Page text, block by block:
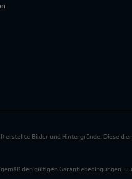
erstellte Bilder und Hintergründe. Diese
den gültigen Garantiebedingungen,